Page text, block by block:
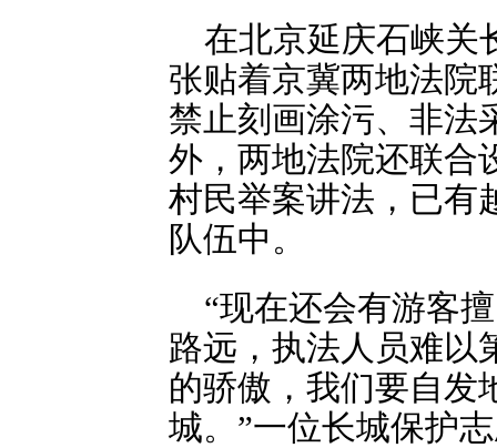
在北京延庆石峡关
张贴着京冀两地法院
禁止刻画涂污、非法
外，两地法院还联合
村民举案讲法，已有
队伍中。
“现在还会有游客
路远，执法人员难以
的骄傲，我们要自发
城。”一位长城保护